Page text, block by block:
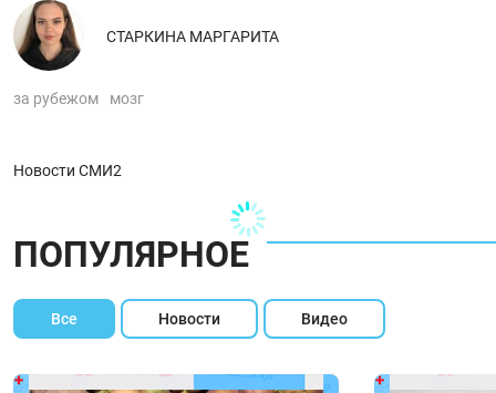
СТАРКИНА МАРГАРИТА
за рубежом мозг
Новости СМИ2
ПОПУЛЯРНОЕ
Все Новости Видео